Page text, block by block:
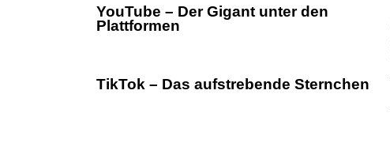
YouTube – Der Gigant unter den
Plattformen
TikTok – Das aufstrebende Sternchen